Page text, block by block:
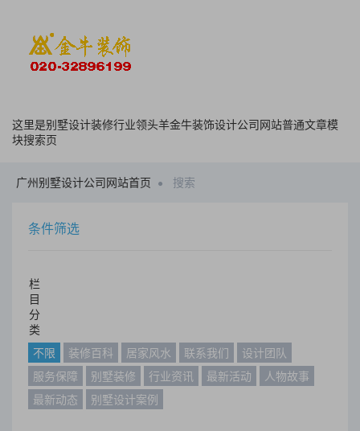
这里是别墅设计装修行业领头羊金牛装饰设计公司网站普通文章模
块搜索页
广州别墅设计公司网站首页 搜索
条件筛选
栏
目
分
类
不限
装修百科 居家风水 联系我们
设计团队
服务保障
别墅装修 行业资讯 最新活动
人物故事
最新动态
别墅设计案例